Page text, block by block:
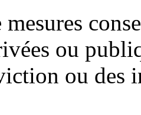
ou
ou des